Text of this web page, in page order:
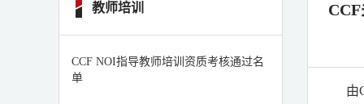
教师培训
CCF NOI指导教师培训资质考核通过名
单
由